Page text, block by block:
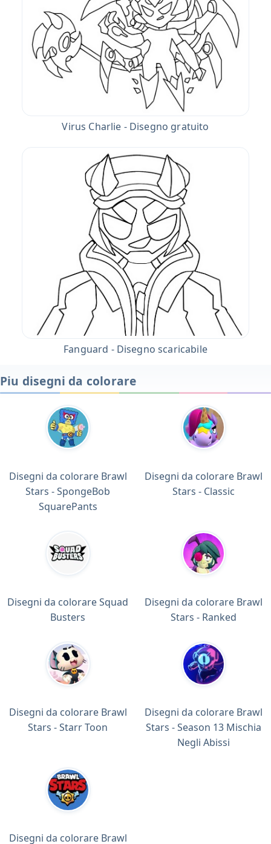
Virus Charlie - Disegno gratuito
Fanguard - Disegno scaricabile
Piu disegni da colorare
Disegni da colorare Brawl
Stars - SpongeBob
SquarePants
Disegni da colorare Brawl
Stars - Classic
Disegni da colorare Squad
Busters
Disegni da colorare Brawl
Stars - Ranked
Disegni da colorare Brawl
Stars - Starr Toon
Disegni da colorare Brawl
Stars - Season 13 Mischia
Negli Abissi
Disegni da colorare Brawl